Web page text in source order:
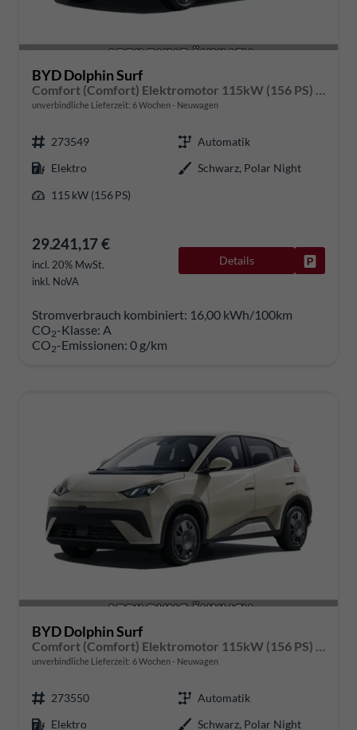
BYD Dolphin Surf
Comfort (Comfort) Elektromotor 115kW (156 PS) 1-Gang-DSG
unverbindliche Lieferzeit: 6 Wochen Neuwagen
273549
Automatik
Elektro
Schwarz, Polar Night
115 kW (156 PS)
29.241,17 €
incl. 20% MwSt.
inkl. NoVA
Details
Stromverbrauch kombiniert: 16,00 kWh/100km
CO2-Klasse: A
CO2-Emissionen: 0 g/km
BYD Dolphin Surf
Comfort (Comfort) Elektromotor 115kW (156 PS) 1-Gang-DSG
unverbindliche Lieferzeit: 6 Wochen Neuwagen
273550
Automatik
Elektro
Schwarz, Polar Night